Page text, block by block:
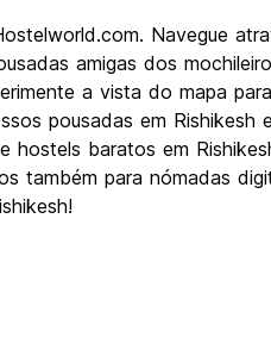
Navegue
amigas dos
a vista do mapa
pousadas em Rishikesh
hostels baratos em
também para nómadas